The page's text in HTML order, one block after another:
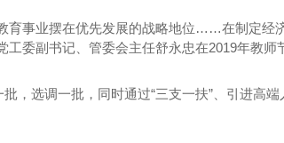
菜鱼加盟 河南炒虾尾加
育事业摆在优先发展的战略地位……在制定经
工委副书记、管委会主任舒永忠在2019年教师
，选调一批，同时通过“三支一扶”、引进高